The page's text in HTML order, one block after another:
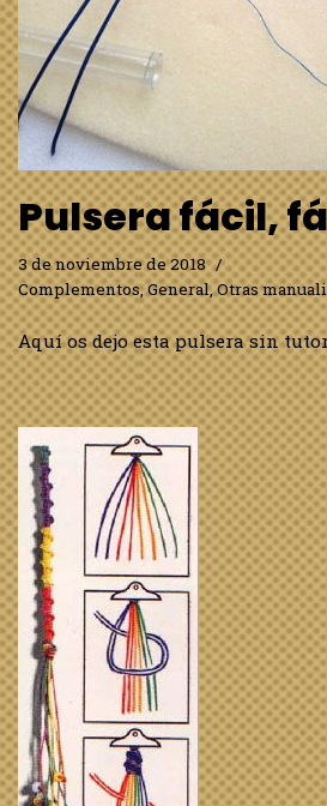
Pulsera fácil,
3 de noviembre de 2018
Complementos,General,Otras
Aquí os dejo esta pulsera sin